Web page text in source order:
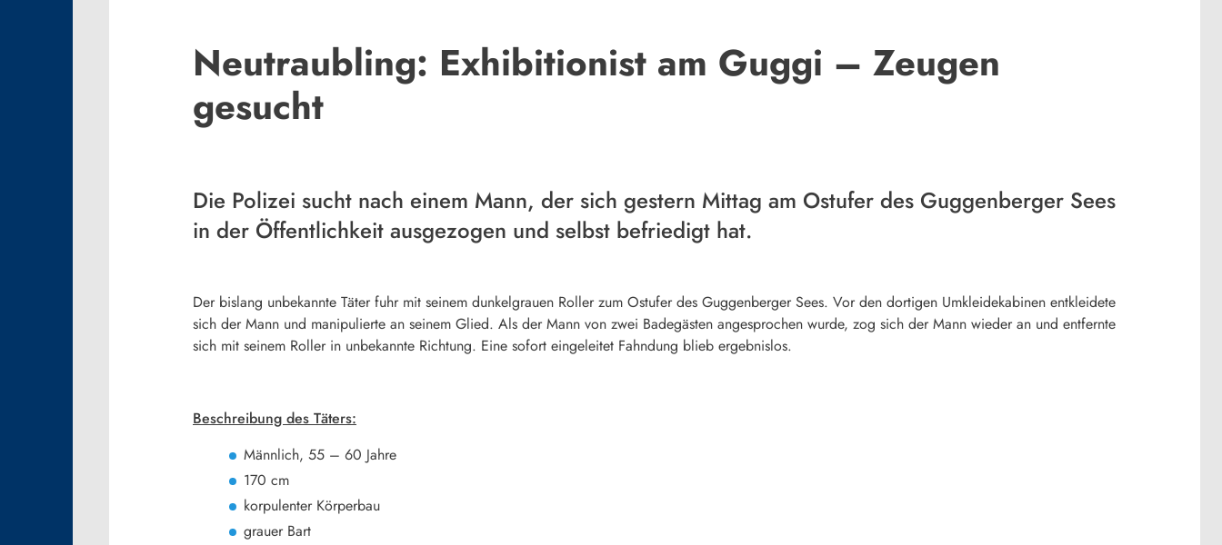
Neutraubling: Exhibitionist am Guggi – Zeugen
gesucht
Die Polizei sucht nach einem Mann, der sich gestern Mittag am Ostufer des Guggenberger Sees
in der Öffentlichkeit ausgezogen und selbst befriedigt hat.
Der bislang unbekannte Täter fuhr mit seinem dunkelgrauen Roller zum Ostufer des Guggenberger Sees. Vor den dortigen Umkleidekabinen entkleidete
sich der Mann und manipulierte an seinem Glied. Als der Mann von zwei Badegästen angesprochen wurde, zog sich der Mann wieder an und entfernte
sich mit seinem Roller in unbekannte Richtung. Eine sofort eingeleitet Fahndung blieb ergebnislos.
Beschreibung des Täters:
Männlich, 55 – 60 Jahre
170 cm
korpulenter Körperbau
grauer Bart